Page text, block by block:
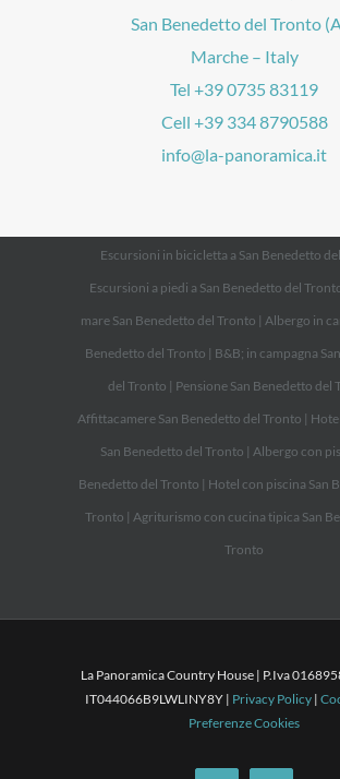
San Benedetto del Tronto
Marche – Italy
Tel +39 0735 83119
Cell +39 334 8790588
info@la-panoramica.it
Escursioni in bicicletta a San Benedetto
Escursioni a piedi a San Benedetto del
mare San Benedetto del Tronto | Albergo in
Benedetto del Tronto | B&B; in campagna
del Tronto | Pensione San Benedetto del
Affittacamere San Benedetto del Tronto |
San Benedetto del Tronto | Albergo con
Benedetto del Tronto | Hotel con piscina San
Tronto | Agriturismo con cucina tipica San
Tronto
La Panoramica Country House | P.Iva
IT044066B9LWLINY8Y | Privacy Policy|
Preferenze Cookies